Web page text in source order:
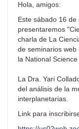
Hola, amigos:
Este sábado 16 de
presentaremos
charla de La
de seminarios web
la National
La Dra. Yari
del análisis de la
interplanetarias.
Link para